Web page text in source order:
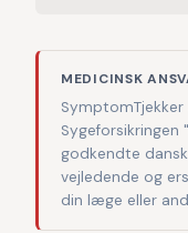
MEDICINSK
Sygeforsikringen
godkendte
vejledende og
din læge eller